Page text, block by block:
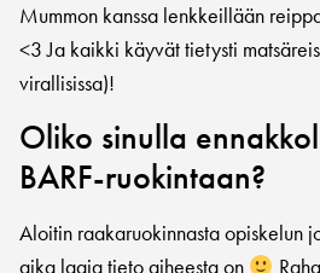
Mummon kanssa lenkkeillään
<3 Ja kaikki käyvät tietysti
virallisissa)!
Oliko sinulla
BARF-ruokintaan?
Aloitin raakaruokinnasta opiskelun
aika laaja tieto aiheesta on